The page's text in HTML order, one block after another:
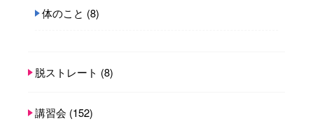
体のこと (8)
脱ストレート (8)
講習会 (152)